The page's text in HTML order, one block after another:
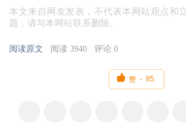
本文来自网友发表，不代表本网站观点和
题，请与本网站联系删除。
阅读原文 阅读 3940 评论 0
 赞 85